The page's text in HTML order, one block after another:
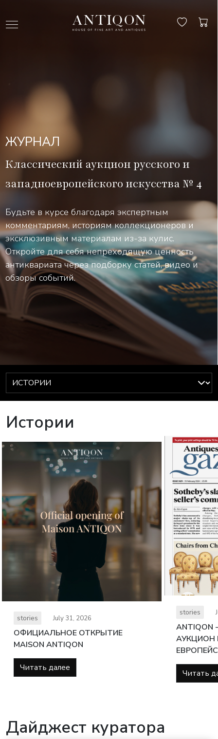
ЖУРНАЛ
Классический аукцион русского и
западноевропейского искусства № 4
Будьте в курсе благодаря экспертным
комментариям, историям коллекционеров и
эксклюзивным материалам из-за кулис.
Откройте для себя непреходящую ценность
антиквариата через подборку статей, видео и
обзоры событий.
Истории
stories July 31, 2026
ОФИЦИАЛЬНОЕ ОТКРЫТИЕ
MAISON ANTIQON
Читать далее
stories
АУКЦИОН
Читать
Дайджест куратора